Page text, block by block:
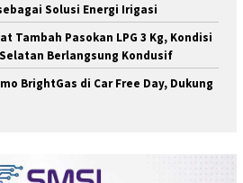
Solusi Energi Irigasi
Tambah Pasokan LPG 3 Kg, Kondisi
Berlangsung Kondusif
BrightGas di Car Free Day, Dukung